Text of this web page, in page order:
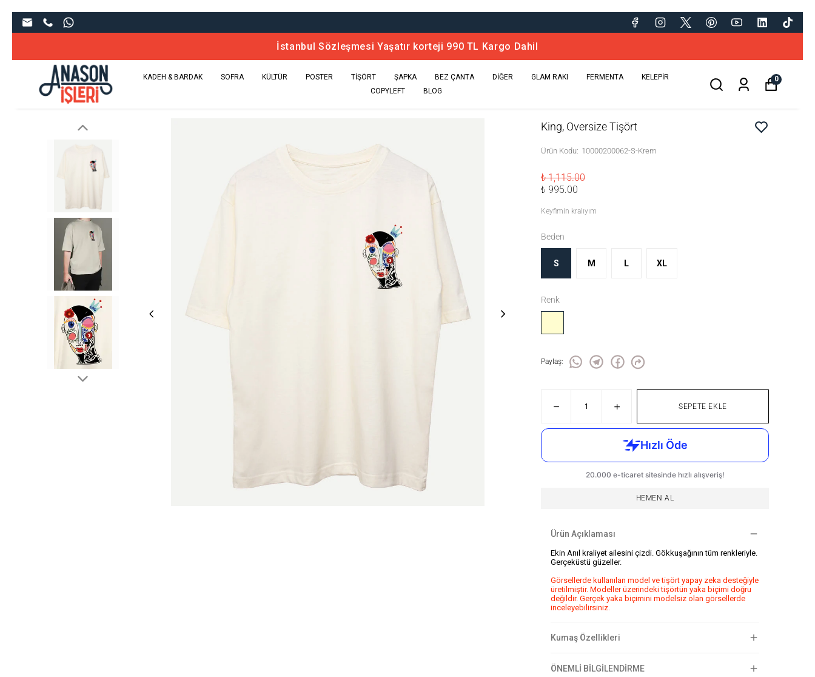
İstanbul Sözleşmesi Yaşatır korteji 990 TL Kargo Dahil
KADEH & BARDAK SOFRA KÜLTÜR POSTER TİŞÖRT ŞAPKA BEZ ÇANTA DİĞER GLAM RAKI FERMENTA
KELEPİR
COPYLEFT
BLOG
0
King, Oversize Tişört
Ürün Kodu: 10000200062-S-Krem
₺ 1,115.00
₺ 995.00
Keyfimin kralıyım
Beden
S M L XL
Renk
Paylaş:
SEPETE EKLE
HEMEN AL
Ürün Açıklaması
Ekin Anıl kraliyet ailesini çizdi. Gökkuşağının tüm renkleriyle.
Gerçeküstü güzeller.
Görsellerde kullanılan model ve tişört yapay zeka desteğiyle
üretilmiştir. Modeller üzerindeki tişörtün yaka biçimi doğru
değildir. Gerçek yaka biçimini modelsiz olan görsellerde
inceleyebilirsiniz.
Kumaş Özellikleri
ÖNEMLİ BİLGİLENDİRME